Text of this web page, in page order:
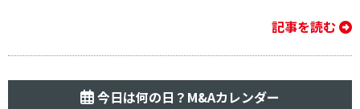
記事を読む
今日は何の日？M&Aカレンダー